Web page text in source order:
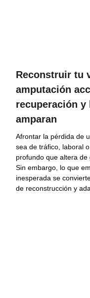
Reconstruir tu
amputación
recuperación y
amparan
Afrontar la pérdida de
sea de tráfico, laboral
profundo que altera de
Sin embargo, lo que
inesperada se
de reconstrucción y